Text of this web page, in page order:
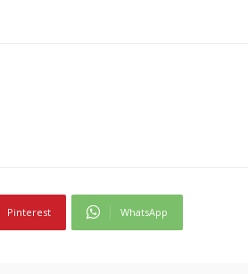
Pinterest WhatsApp